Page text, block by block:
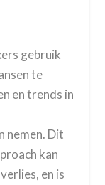
gebruik
te
en trends in
nemen. Dit
kan
en is